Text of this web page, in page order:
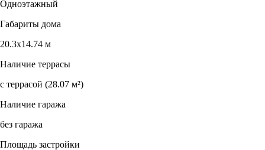
Одноэтажный
Габариты дома
20.3х14.74 м
Наличие террасы
с террасой (28.07 м²)
Наличие гаража
без гаража
Площадь застройки